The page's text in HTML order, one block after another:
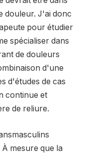
douleur. J'ai donc
pour étudier
spécialiser dans
de douleurs
d'une
d'études de cas
continue et
de reliure.
mesure que la